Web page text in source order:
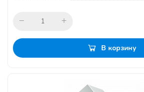
В корзину